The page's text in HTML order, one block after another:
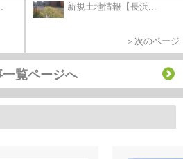
新規土地情報【長浜...
＞次のページ
一覧ページへ